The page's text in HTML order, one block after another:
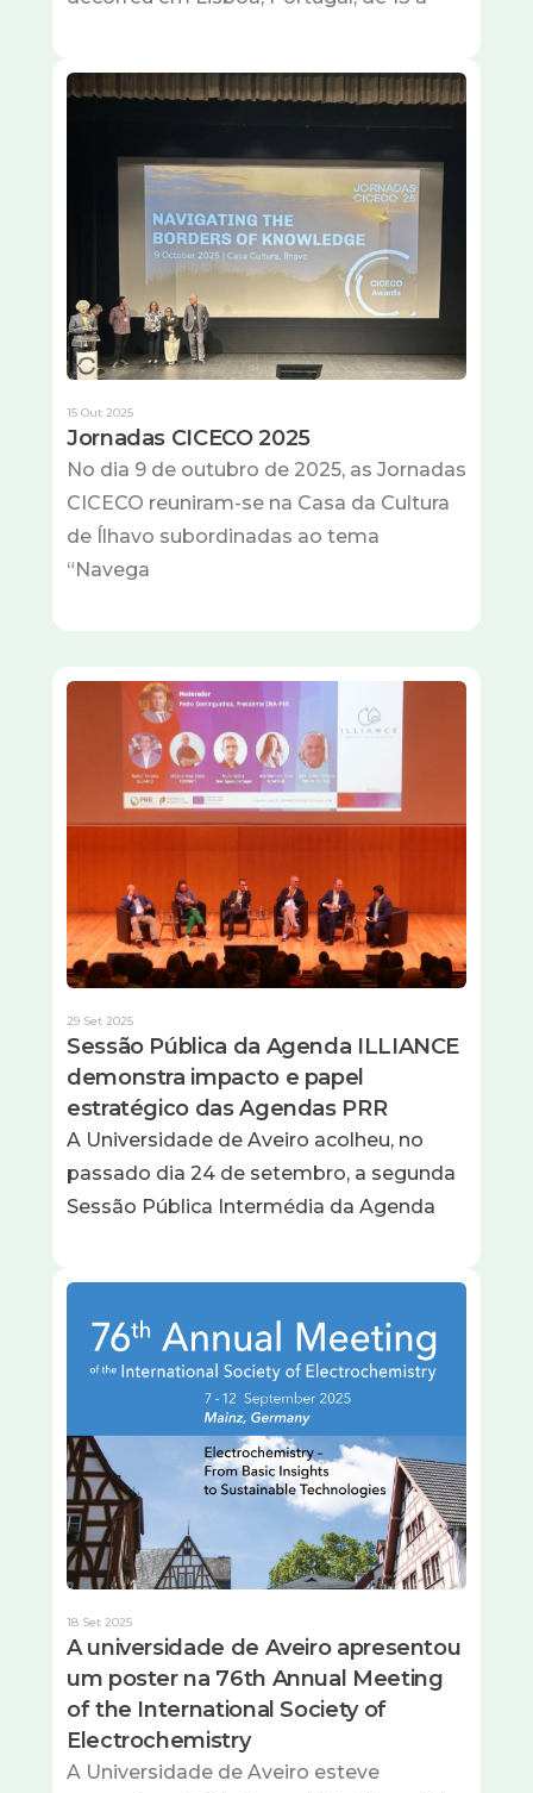
Imagem
15 Out 2025
Jornadas CICECO 2025
No dia 9 de outubro de 2025, as Jornadas
CICECO reuniram-se na Casa da Cultura
de Ílhavo subordinadas ao tema
“Navega
Imagem
29 Set 2025
Sessão Pública da Agenda ILLIANCE
demonstra impacto e papel
estratégico das Agendas PRR
A Universidade de Aveiro acolheu, no
passado dia 24 de setembro, a segunda
Sessão Pública Intermédia da Agenda
Imagem
18 Set 2025
A universidade de Aveiro apresentou
um poster na 76th Annual Meeting
of the International Society of
Electrochemistry
A Universidade de Aveiro esteve